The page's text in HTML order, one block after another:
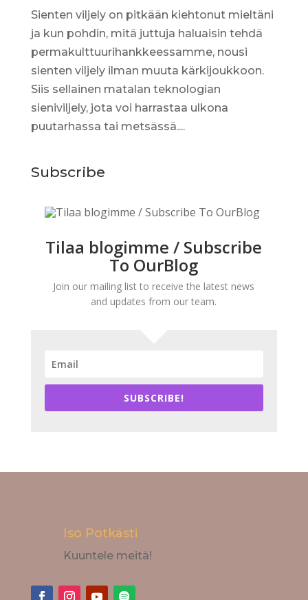
Sienten viljely on pitkään kiehtonut mieltäni
ja kun pohdin, mitä juttuja haluaisin tehdä
permakulttuurihankkeessamme, nousi
sienten viljely ilman muuta kärkijoukkoon.
Siis sellainen matalan teknologian
sieniviljely, jota voi harrastaa ulkona
puutarhassa tai metsässä....
Subscribe
Tilaa blogimme / Subscribe
To OurBlog
Join our mailing list to receive the latest news
and updates from our team.
SUBSCRIBE!
Iso Potkästi
Kuuntele meitä!